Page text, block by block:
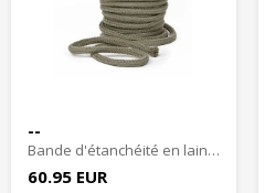
--
Bande d'étanchéité en laine - Cordon en laine 12 mm, 25 m
60.95 EUR